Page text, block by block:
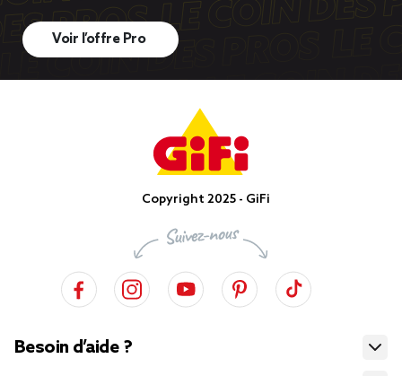
Voir l’offre Pro
Copyright 2025 - GiFi
Besoin d’aide ?